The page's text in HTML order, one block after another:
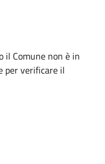
il Comune non è in
per verificare il